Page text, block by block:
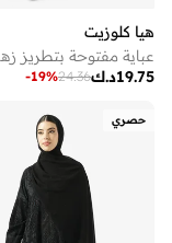
هيا كلوزيت
د.ك19.75
24.36
-19%
حصري